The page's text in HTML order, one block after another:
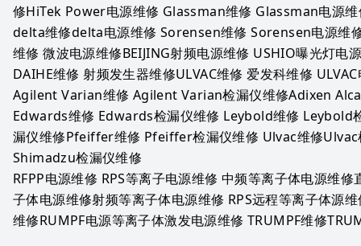
修HiTek Power电源维修 Glassman维修 Glassman电源
delta维修delta电源维修 Sorensen维修 Sorensen电源维
维修 微波电源维修BEIJING射频电源维修 USHIO曝光灯电
DAIHE维修 射频发生器维修ULVAC维修 爱发科维修
Agilent Varian维修 Agilent Varian检漏仪维修Adixen
Edwards维修 Edwards检漏仪维修 Leybold维修 Leybold
漏仪维修Pfeiffer维修 Pfeiffer检漏仪维修 Ulvac维修
Shimadzu检漏仪维修
RFPP电源维修 RPS等离子电源维修 中频等离子体电源维
子体电源维修射频等离子体电源维修 RPS远程等离子体源
维修RUMPF电源等离子体激发电源维修 TRUMPF维修